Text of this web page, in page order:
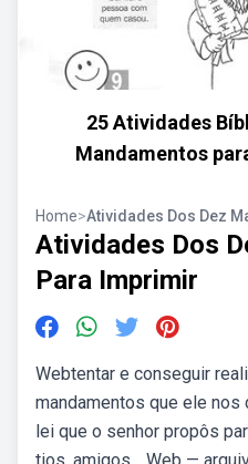
25 Atividades
Mandamentos
Home>Atividades Dos Dez
Atividades Dos
Para Imprimir
Webtentar e conseguir
mandamentos que ele nos
lei que o senhor propôs